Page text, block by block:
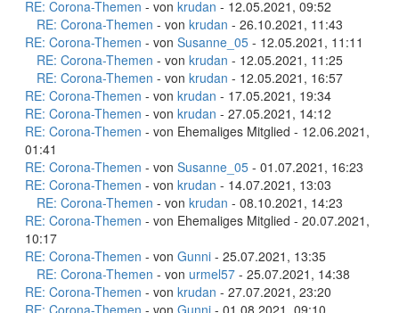
RE: Corona-Themen - von krudan - 12.05.2021, 09:52
RE: Corona-Themen - von krudan - 26.10.2021, 11:43
RE: Corona-Themen - von Susanne_05 - 12.05.2021, 11:11
RE: Corona-Themen - von krudan - 12.05.2021, 11:25
RE: Corona-Themen - von krudan - 12.05.2021, 16:57
RE: Corona-Themen - von krudan - 17.05.2021, 19:34
RE: Corona-Themen - von krudan - 27.05.2021, 14:12
RE: Corona-Themen - von Ehemaliges Mitglied - 12.06.2021,
01:41
RE: Corona-Themen - von Susanne_05 - 01.07.2021, 16:23
RE: Corona-Themen - von krudan - 14.07.2021, 13:03
RE: Corona-Themen - von krudan - 08.10.2021, 14:23
RE: Corona-Themen - von Ehemaliges Mitglied - 20.07.2021,
10:17
RE: Corona-Themen - von Gunni - 25.07.2021, 13:35
RE: Corona-Themen - von urmel57 - 25.07.2021, 14:38
RE: Corona-Themen - von krudan - 27.07.2021, 23:20